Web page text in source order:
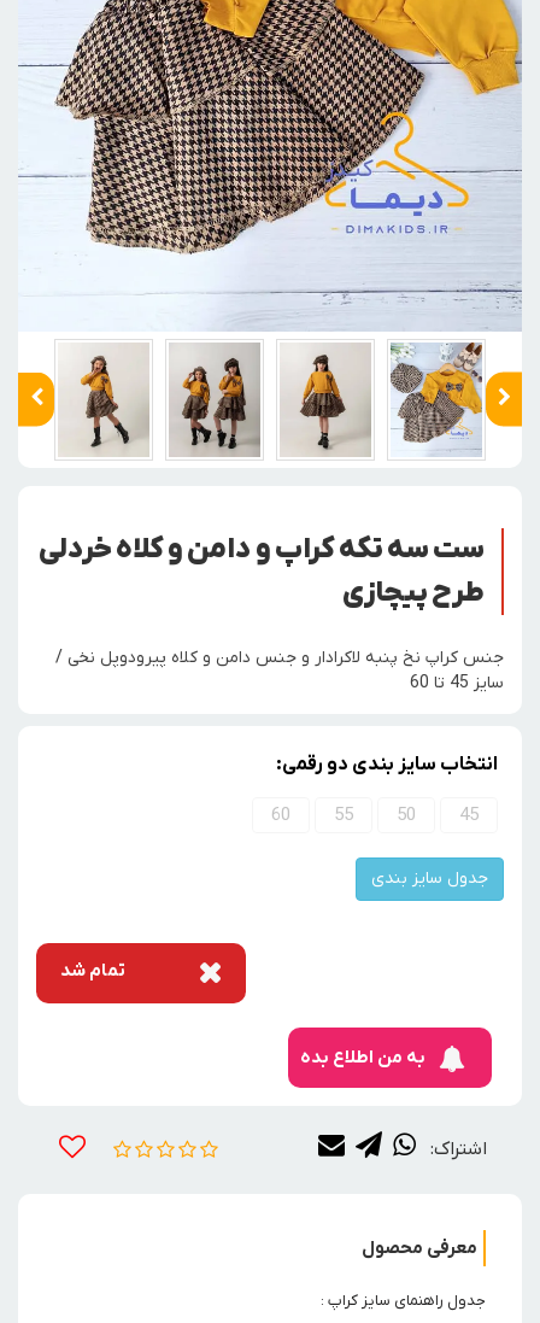
ست سه تکه کراپ و دامن و کلاه خردلی
طرح پیچازی
جنس کراپ نخ پنبه لاکرادار و جنس دامن و کلاه پیرودوپل نخی /
سایز 45 تا 60
انتخاب سایز بندی دو رقمی:
45
50
55
60
جدول سایز بندی
تمام شد
به من اطلاع بده
اشتراک:
معرفی محصول
جدول راهنمای سایز کراپ :